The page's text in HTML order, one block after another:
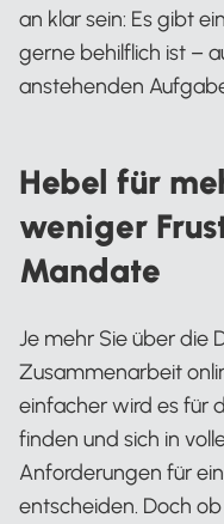
an klar sein: Es gibt
gerne behilflich ist –
anstehenden
Hebel für
weniger
Mandate
Je mehr Sie über die
Zusammenarbeit
einfacher wird es für
finden und sich in
Anforderungen für
entscheiden. Doch